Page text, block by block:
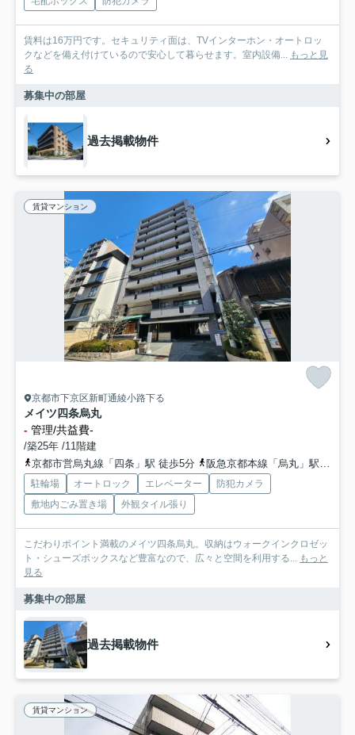
賃料は16万円です。セキュリティ面は、TVインターホン・オートロッ
クなどを備え付けているので安心して暮らせます。室内設備...
もっと見
る
募集中の部屋
過去掲載物件
賃貸マンション
京都市下京区新町通綾小路下る
メイツ四条烏丸
- 管理/共益費-
/築25年 /11階建
京都市営烏丸線「四条」駅 徒歩5分
阪急京都本線「烏丸」駅 徒歩5分
駐輪場 オートロック エレベーター
防犯カメラ
敷地内ごみ置き場
外観タイル張り
こだわりポイント満載のメイツ四条烏丸。収納はウォークインクロゼッ
ト・シューズボックスなど豊富なので、広々と空間を利用する...
もっと
見る
募集中の部屋
過去掲載物件
賃貸マンション